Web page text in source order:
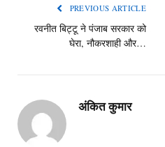
PREVIOUS ARTICLE
रवनीत बिट्टू ने पंजाब सरकार को
घेरा, नौकरशाही और…
अंकित कुमार